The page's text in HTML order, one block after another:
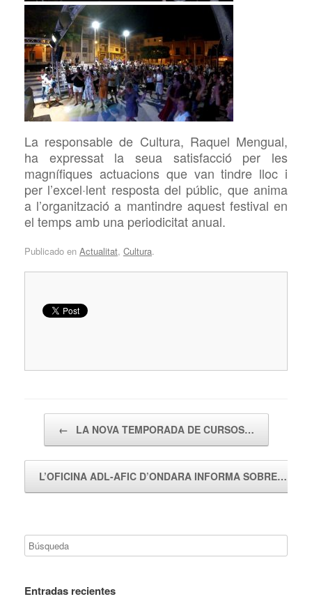
La responsable de Cultura, Raquel Mengual,
ha expressat la seua satisfacció per les
magnífiques actuacions que van tindre lloc i
per l’excel·lent resposta del públic, que anima
a l’organització a mantindre aquest festival en
el temps amb una periodicitat anual.
Publicado en Actualitat, Cultura.
← LA NOVA TEMPORADA DE CURSOS…
L’OFICINA ADL-AFIC D’ONDARA INFORMA SOBRE…
Entradas recientes